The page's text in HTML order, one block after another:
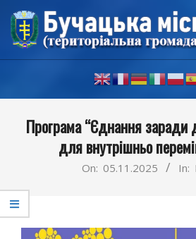
Skip
content
NavigationПрограма “Єднання заради
для внутрішньо
On: 05.11.2025 In: